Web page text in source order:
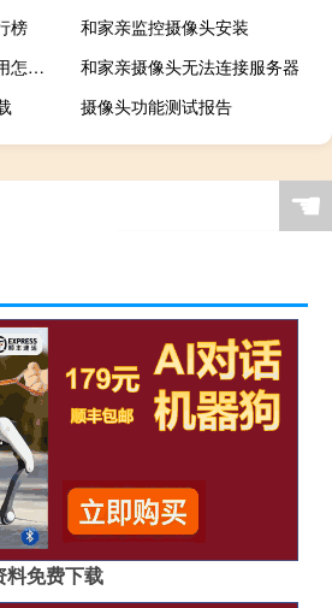
榜
和家亲监控摄像头安装
笔记本电脑摄像头被占用怎么办
和家亲摄像头无法连接服务器
摄像头功能测试报告
☚
免费下载